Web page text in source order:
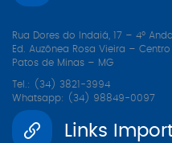
Rua Dores do Indaiá, 17 – 4º
Ed. Auzônea Rosa Vieira – Centro
Patos de Minas – MG
Tel.: (34) 3821-3994
Whatsapp: (34) 98849-0097
Links